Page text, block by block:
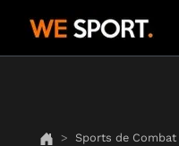
Sports de Combat